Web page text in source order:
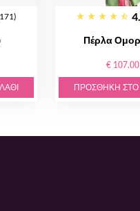
Πέρλα
€ 107.00
ΠΡΟΣΘΉΚΗ ΣΤΟ